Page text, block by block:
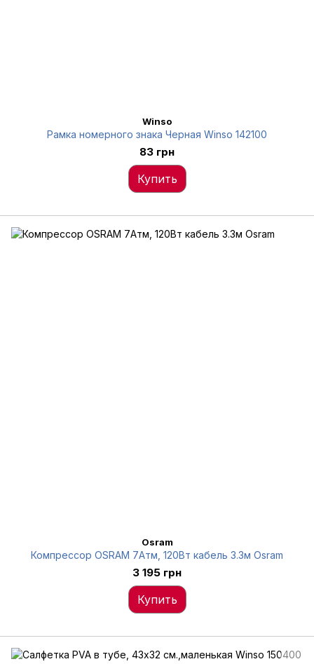
Winso
Рамка номерного знака Черная Winso 142100
83 грн
Купить
Osram
Компрессор OSRAM 7Атм, 120Вт кабель 3.3м Osram
3 195 грн
Купить